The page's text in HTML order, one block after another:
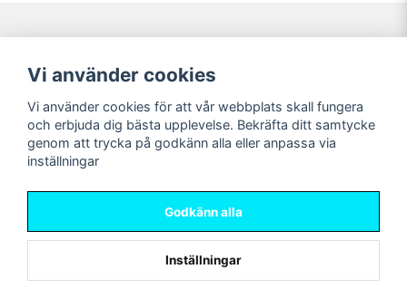
Navigering
Nyheter!
Förbeställning
Mitt konto
Logga in
Registrera dig
Glömt lösenord?
Sociala medier
Vi använder cookies
Vi använder cookies för att vår webbplats skall fungera
och erbjuda dig bästa upplevelse. Bekräfta ditt samtycke
genom att trycka på godkänn alla eller anpassa via
inställningar
Godkänn alla
Inställningar